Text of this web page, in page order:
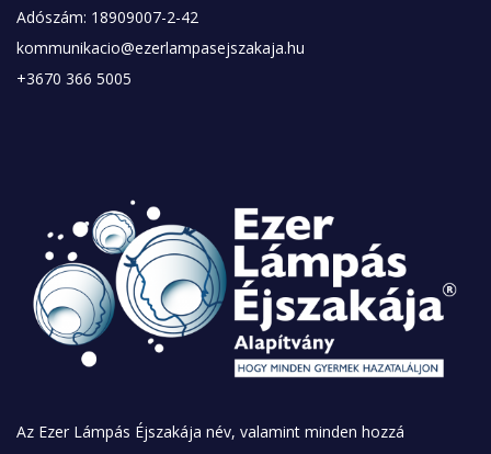
Adószám: 18909007-2-42
kommunikacio@ezerlampasejszakaja.hu
+3670 366 5005
Az Ezer Lámpás Éjszakája név, valamint minden hozzá